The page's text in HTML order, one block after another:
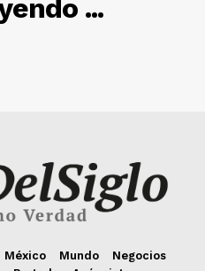
México Mundo
Negocios